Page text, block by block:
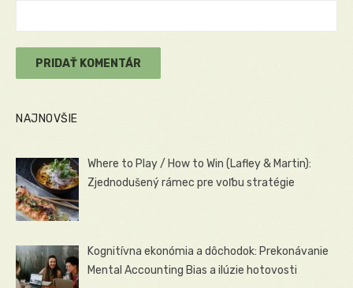
NAJNOVŠIE
Where to Play / How to Win (Lafley & Martin):
Zjednodušený rámec pre voľbu stratégie
Kognitívna ekonómia a dôchodok: Prekonávanie
Mental Accounting Bias a ilúzie hotovosti